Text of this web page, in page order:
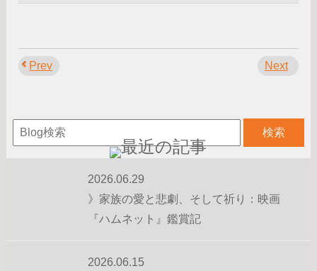
Prev Next
2026.06.29
》家族の愛と悲劇、そして祈り：映画
『ハムネット』鑑賞記
2026.06.15